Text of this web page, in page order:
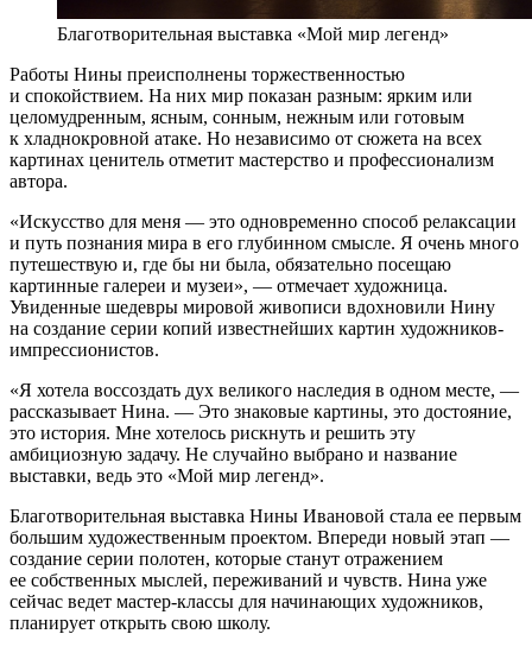
Благотворительная выставка «Мой мир легенд»
Работы Нины преисполнены торжественностью
и спокойствием. На них мир показан разным: ярким или
целомудренным, ясным, сонным, нежным или готовым
к хладнокровной атаке. Но независимо от сюжета на всех
картинах ценитель отметит мастерство и профессионализм
автора.
«Искусство для меня — это одновременно способ релаксации
и путь познания мира в его глубинном смысле. Я очень много
путешествую и, где бы ни была, обязательно посещаю
картинные галереи и музеи», — отмечает художница.
Увиденные шедевры мировой живописи вдохновили Нину
на создание серии копий известнейших картин художников-
импрессионистов.
«Я хотела воссоздать дух великого наследия в одном месте, —
рассказывает Нина. — Это знаковые картины, это достояние,
это история. Мне хотелось рискнуть и решить эту
амбициозную задачу. Не случайно выбрано и название
выставки, ведь это «Мой мир легенд».
Благотворительная выставка Нины Ивановой стала ее первым
большим художественным проектом. Впереди новый этап —
создание серии полотен, которые станут отражением
ее собственных мыслей, переживаний и чувств. Нина уже
сейчас ведет мастер-классы для начинающих художников,
планирует открыть свою школу.